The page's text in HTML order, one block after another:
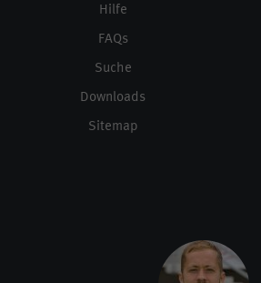
Hilfe
FAQs
Suche
Downloads
Sitemap